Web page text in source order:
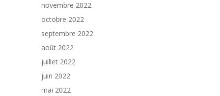
novembre 2022
octobre 2022
septembre 2022
août 2022
juillet 2022
juin 2022
mai 2022